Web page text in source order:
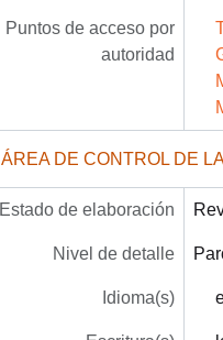
Puntos de acceso por
autoridad
ÁREA DE CONTROL DE
Estado de elaboración
Nivel de detalle
Idioma(s)